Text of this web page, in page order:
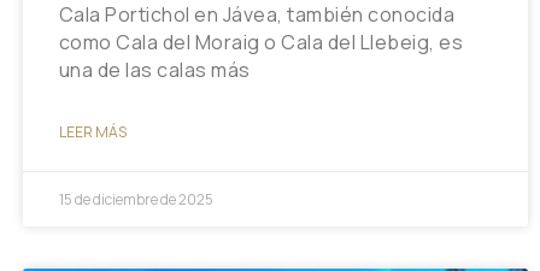
Cala Portichol en Jávea, también conocida
como Cala del Moraig o Cala del Llebeig, es
una de las calas más
LEER MÁS
15 de diciembre de 2025